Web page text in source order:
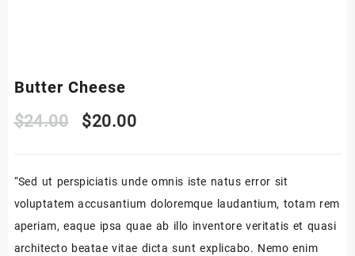
Butter Cheese
$24.00 $20.00
“Sed ut perspiciatis unde omnis iste natus error sit
voluptatem accusantium doloremque laudantium, totam rem
aperiam, eaque ipsa quae ab illo inventore veritatis et quasi
architecto beatae vitae dicta sunt explicabo. Nemo enim